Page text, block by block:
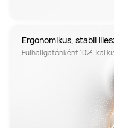
Ergonomikus, stabil
Fülhallgatónként 10%-kal